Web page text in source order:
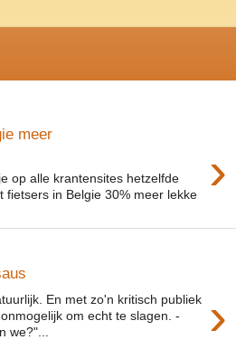
meer
›
op alle krantensites hetzelfde
fietsers in Belgie 30% meer lekke
›
En met zo'n kritisch publiek
om echt te slagen. -
we?"...